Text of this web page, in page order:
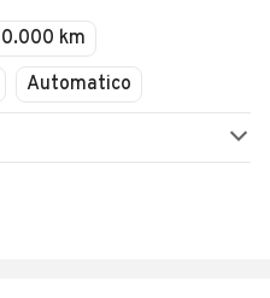
km
Automatico